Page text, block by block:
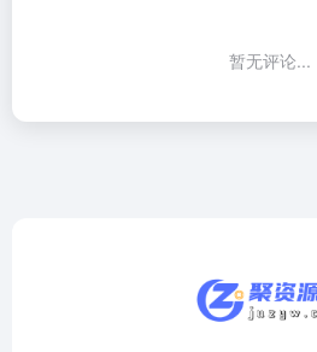
暂无评论...